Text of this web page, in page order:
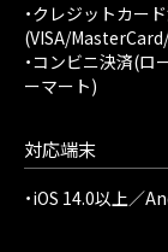
・クレジットカー
(VISA/
・コンビニ決済(
ーマート)
対応端末
・iOS 14.0以上／